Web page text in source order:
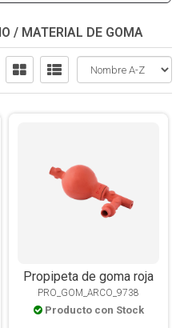
/ MATERIAL DE GOMA
Propipeta de goma roja
PRO_GOM_ARCO_9738
Producto con Stock